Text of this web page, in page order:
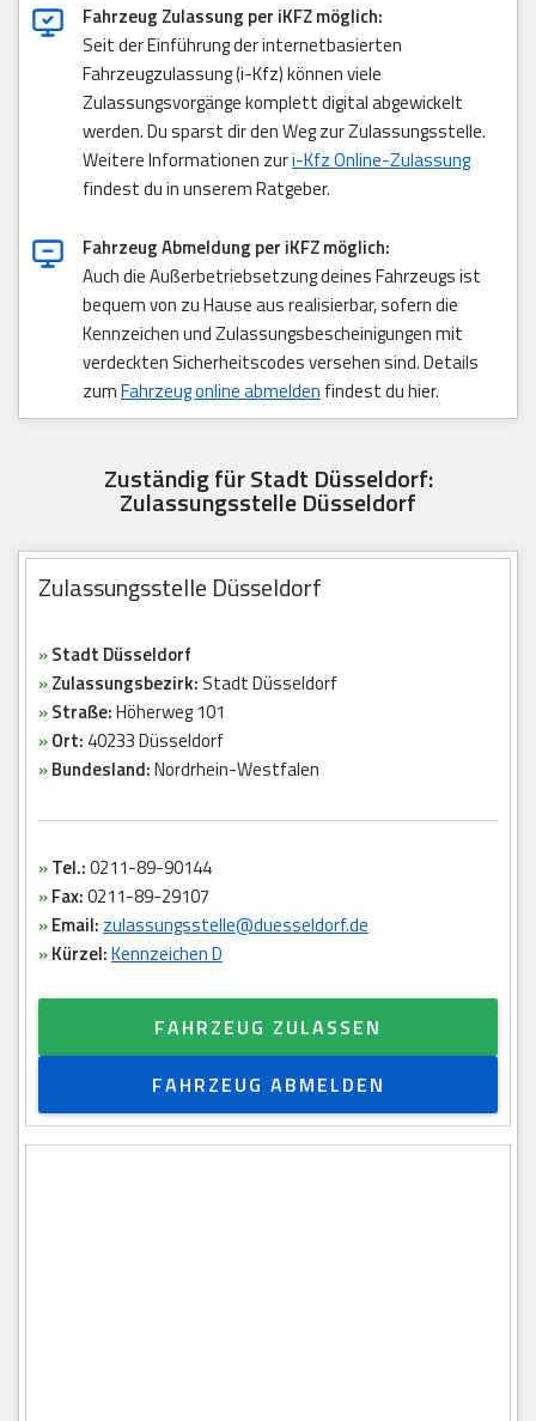
Fahrzeug Zulassung per iKFZ möglich:
Seit der Einführung der internetbasierten
Fahrzeugzulassung (i-Kfz) können viele
Zulassungsvorgänge komplett digital abgewickelt
werden. Du sparst dir den Weg zur Zulassungsstelle.
Weitere Informationen zuri-Kfz Online-Zulassung
findest du in unserem Ratgeber.
Fahrzeug Abmeldung per iKFZ möglich:
Auch die Außerbetriebsetzung deines Fahrzeugs ist
bequem von zu Hause aus realisierbar, sofern die
Kennzeichen und Zulassungsbescheinigungen mit
verdeckten Sicherheitscodes versehen sind. Details
zumFahrzeug online abmelden findest du hier.
Zuständig für Stadt Düsseldorf:
Zulassungsstelle Düsseldorf
Zulassungsstelle Düsseldorf
»Stadt Düsseldorf
»Zulassungsbezirk: Stadt Düsseldorf
»Straße:Höherweg 101
»Ort: 40233 Düsseldorf
»Bundesland:Nordrhein-Westfalen
»Tel.:0211-89-90144
»Fax:0211-89-29107
»Email: zulassungsstelle@duesseldorf.de
»Kürzel:Kennzeichen D
FAHRZEUG ZULASSEN
FAHRZEUG ABMELDEN